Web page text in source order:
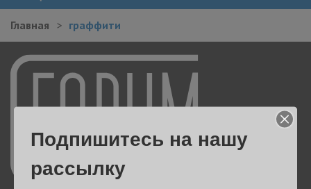
НОВОСТИ ГОРОДА
КУДА ПОЙТИ В ГОРОДЕ
ЗДОРОВЬЕ
РАБОТА И БИЗНЕС
ЖИЛЬЕ
Главная граффити
Подпишитесь на нашу
рассылку